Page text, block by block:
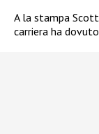
A la stampa
carriera ha